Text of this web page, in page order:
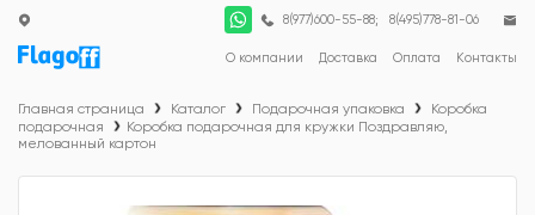
О компании Доставка Оплата Контакты
8(977)600-55-88; 8(495)778-81-06
Главная страница Каталог Подарочная упаковка
Коробка
подарочная
Коробка подарочная для кружки Поздравляю,
мелованный картон